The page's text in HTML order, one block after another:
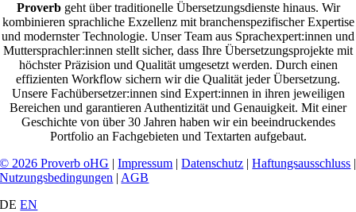
Proverbgeht über traditionelle Übersetzungsdienste hinaus. Wir
kombinieren sprachliche Exzellenz mit branchenspezifischer Expertise
und modernster Technologie. Unser Team aus Sprachexpert:innen und
Muttersprachler:innen stellt sicher, dass Ihre Übersetzungsprojekte mit
höchster Präzision und Qualität umgesetzt werden. Durch einen
effizienten Workflow sichern wir die Qualität jeder Übersetzung.
Unsere Fachübersetzer:innen sind Expert:innen in ihren jeweiligen
Bereichen und garantieren Authentizität und Genauigkeit. Mit einer
Geschichte von über 30 Jahren haben wir ein beeindruckendes
Portfolio an Fachgebieten und Textarten aufgebaut.
© 2026 Proverb oHG |Impressum |Datenschutz |Haftungsausschluss |
Nutzungsbedingungen |AGB
DE EN